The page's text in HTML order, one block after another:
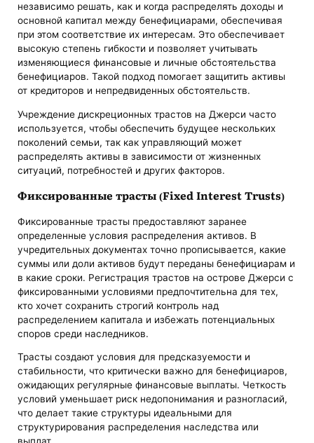
независимо решать, как и когда распределять доходы и
основной капитал между бенефициарами, обеспечивая
при этом соответствие их интересам. Это обеспечивает
высокую степень гибкости и позволяет учитывать
изменяющиеся финансовые и личные обстоятельства
бенефициаров. Такой подход помогает защитить активы
от кредиторов и непредвиденных обстоятельств.
Учреждение дискреционных трастов на Джерси часто
используется, чтобы обеспечить будущее нескольких
поколений семьи, так как управляющий может
распределять активы в зависимости от жизненных
ситуаций, потребностей и других факторов.
Фиксированные трасты (Fixed Interest Trusts)
Фиксированные трасты предоставляют заранее
определенные условия распределения активов. В
учредительных документах точно прописывается, какие
суммы или доли активов будут переданы бенефициарам и
в какие сроки. Регистрация трастов на острове Джерси с
фиксированными условиями предпочтительна для тех,
кто хочет сохранить строгий контроль над
распределением капитала и избежать потенциальных
споров среди наследников.
Трасты создают условия для предсказуемости и
стабильности, что критически важно для бенефициаров,
ожидающих регулярные финансовые выплаты. Четкость
условий уменьшает риск недопонимания и разногласий,
что делает такие структуры идеальными для
структурирования распределения наследства или